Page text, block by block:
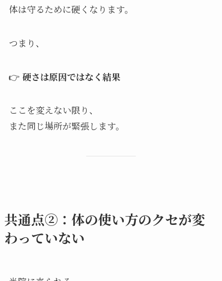
体は守るために硬くなります。
つまり、
👉 硬さは原因ではなく結果
ここを変えない限り、
また同じ場所が緊張します。
共通点②：体の使い方のクセが変
わっていない